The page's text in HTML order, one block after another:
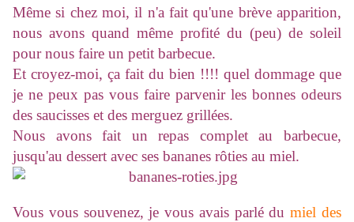
Même si chez moi, il n'a fait qu'une brève apparition,
nous avons quand même profité du (peu) de soleil
pour nous faire un petit barbecue.
Et croyez-moi, ça fait du bien !!!! quel dommage que
je ne peux pas vous faire parvenir les bonnes odeurs
des saucisses et des merguez grillées.
Nous avons fait un repas complet au barbecue,
jusqu'au dessert avec ses bananes rôties au miel.
Vous vous souvenez, je vous avais parlé dumiel des